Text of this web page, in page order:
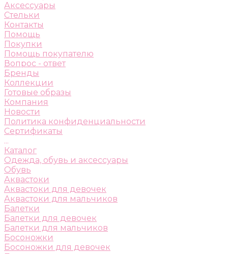
Аксессуары
Стельки
Контакты
Помощь
Покупки
Помощь покупателю
Вопрос - ответ
Бренды
Коллекции
Готовые образы
Компания
Новости
Политика конфиденциальности
Сертификаты
...
Каталог
Одежда, обувь и аксессуары
Обувь
Аквастоки
Аквастоки для девочек
Аквастоки для мальчиков
Балетки
Балетки для девочек
Балетки для мальчиков
Босоножки
Босоножки для девочек